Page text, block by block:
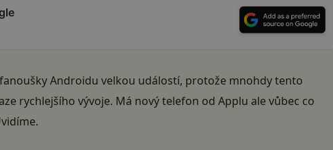
Androidu velkou událostí, protože mnohdy tento
rychlejšího vývoje. Má nový telefon od Applu ale vůbec co